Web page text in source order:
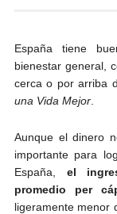
España tiene
bienestar general,
cerca o por arriba
una Vida Mejor.
Aunque el dinero
importante para
España, el
promedio per
ligeramente menor